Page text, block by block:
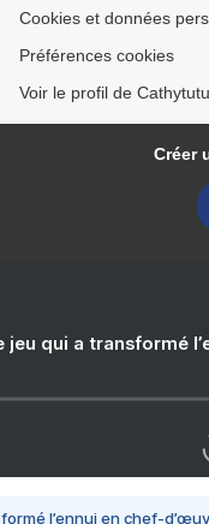
Cookies et données
Préférences cookies
Voir le profil de
Créer
jeu qui a transformé
l’ennui en chef-